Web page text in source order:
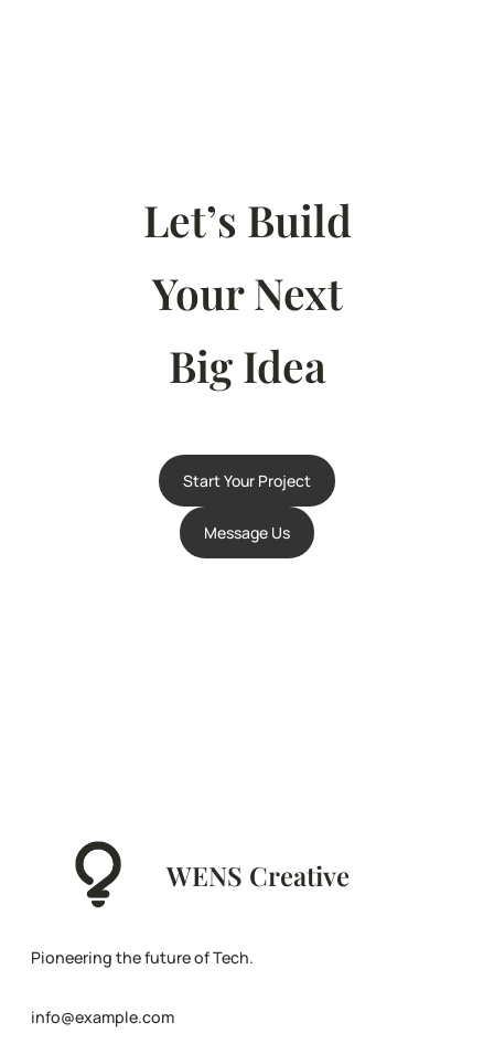
Let’s Build
Your Next
Big Idea
Start Your Project
Message Us
WENS Creative
Pioneering the future of Tech.
info@example.com